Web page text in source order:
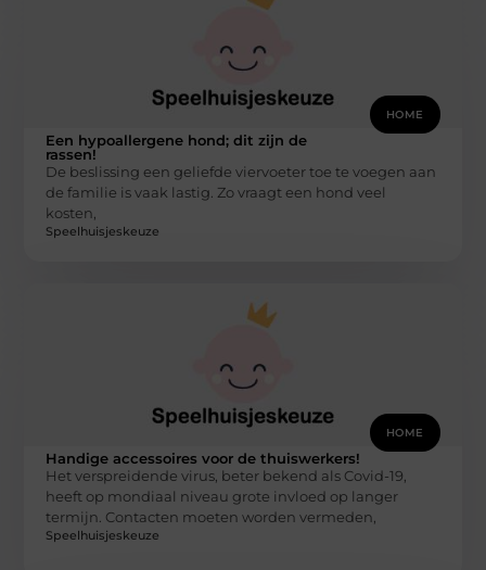
HOME
Een hypoallergene hond; dit zijn de
rassen!
De beslissing een geliefde viervoeter toe te voegen aan
de familie is vaak lastig. Zo vraagt een hond veel
kosten,
Speelhuisjeskeuze
HOME
Handige accessoires voor de thuiswerkers!
Het verspreidende virus, beter bekend als Covid-19,
heeft op mondiaal niveau grote invloed op langer
termijn. Contacten moeten worden vermeden,
Speelhuisjeskeuze